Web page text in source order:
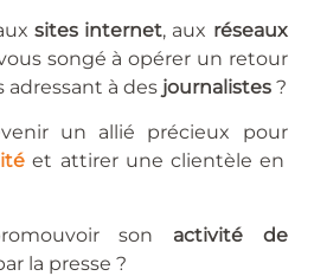
sites internet, aux réseaux
songé à opérer un retour
adressant à des journalistes ?
un allié précieux pour
et attirer une clientèle en
son activité de
la presse ?